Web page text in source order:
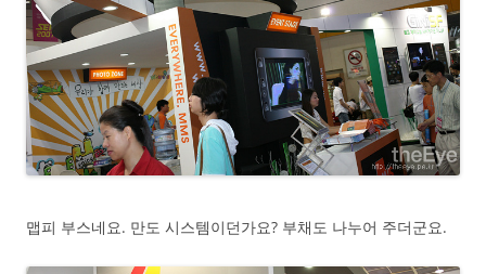
맵피 부스네요. 만도 시스템이던가요? 부채도 나누어 주더군요.